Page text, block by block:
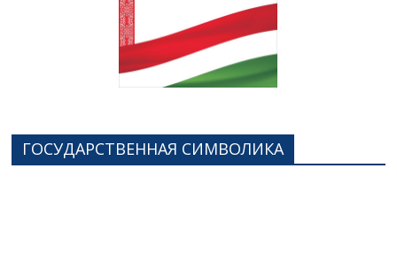
ГОСУДАРСТВЕННАЯ СИМВОЛИКА